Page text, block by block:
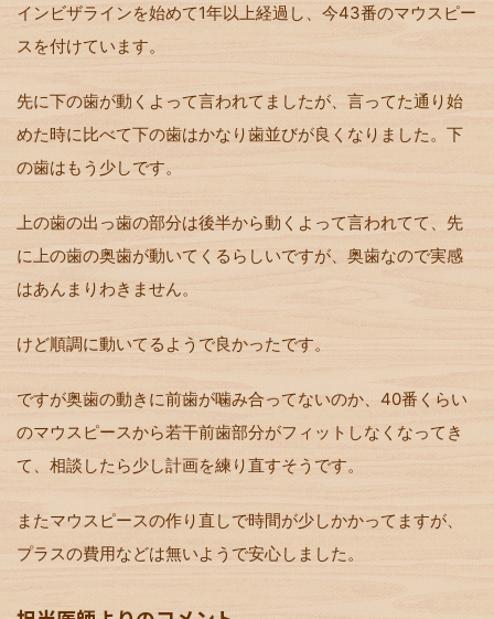
インビザラインを始めて1年以上経過し、今43番のマウスピー
スを付けています。
先に下の歯が動くよって言われてましたが、言ってた通り始
めた時に比べて下の歯はかなり歯並びが良くなりました。下
の歯はもう少しです。
上の歯の出っ歯の部分は後半から動くよって言われてて、先
に上の歯の奥歯が動いてくるらしいですが、奥歯なので実感
はあんまりわきません。
けど順調に動いてるようで良かったです。
ですが奥歯の動きに前歯が噛み合ってないのか、40番くらい
のマウスピースから若干前歯部分がフィットしなくなってき
て、相談したら少し計画を練り直すそうです。
またマウスピースの作り直しで時間が少しかかってますが、
プラスの費用などは無いようで安心しました。